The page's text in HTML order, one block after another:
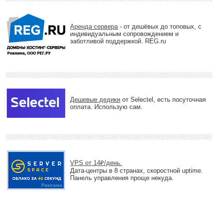
Аренда сервера - от дешёвых до топовых, с
индивидуальным сопровождением и
заботливой поддержкой. REG.ru
Дешевые дедики от Selectel, есть посуточная
оплата. Использую сам.
VPS от 14₽/день.
Дата-центры в 8 странах, скоростной uptime.
Панель управления проще некуда.